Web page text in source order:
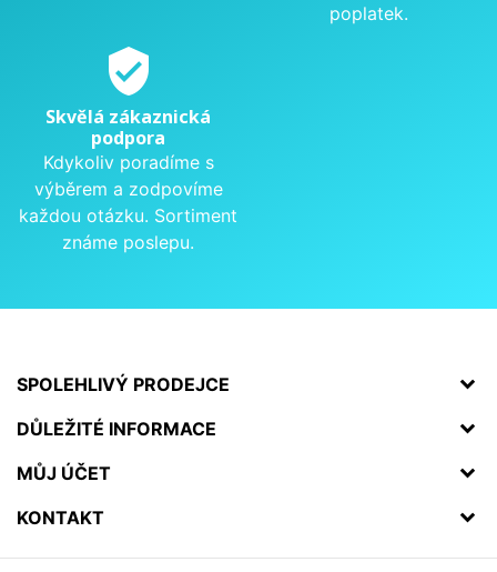
poplatek.
verified_user
Skvělá zákaznická
podpora
Kdykoliv poradíme s
výběrem a zodpovíme
každou otázku. Sortiment
známe poslepu.
SPOLEHLIVÝ PRODEJCE
DŮLEŽITÉ INFORMACE
MŮJ ÚČET
KONTAKT